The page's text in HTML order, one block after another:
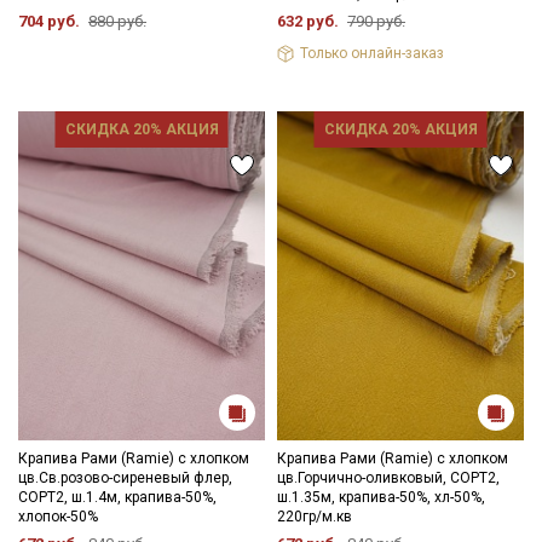
704 руб. 880 руб. 632 руб. 790 руб.
Только онлайн-заказ
СКИДКА 20% АКЦИЯ
Крапива Рами (Ramie) с хлопком
цв.Св.розово-сиреневый флер,
СОРТ2, ш.1.4м, крапива-50%,
хлопок-50%
СКИДКА 20% АКЦИЯ
Крапива Рами (Ramie) с хлопком
цв.Горчично-оливковый, СОРТ2,
ш.1.35м, крапива-50%, хл-50%,
220гр/м.кв
Секретная рассылка от Купава